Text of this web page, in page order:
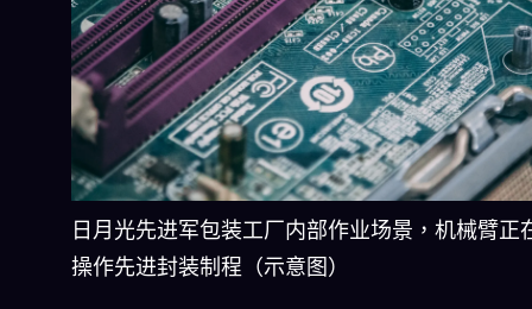
日月光先进军包装工厂内部作业场景，机械臂正
操作先进封装制程（示意图）